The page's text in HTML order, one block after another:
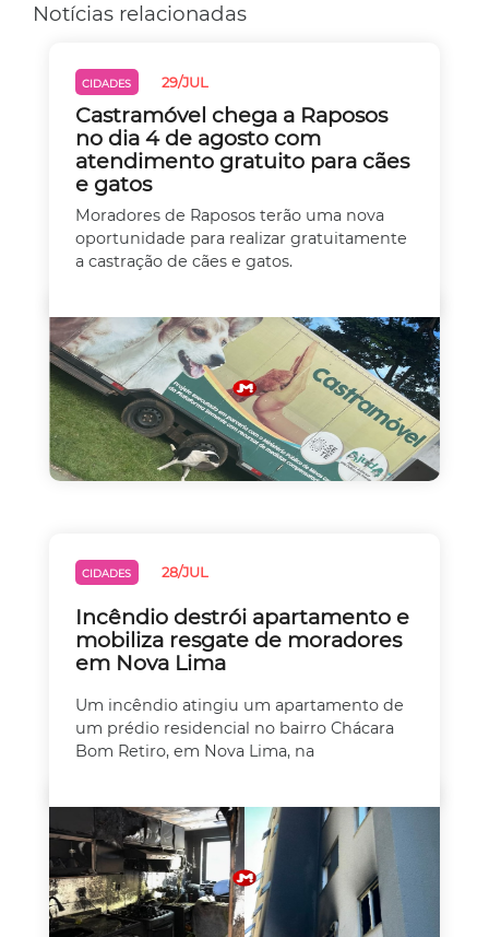
Notícias relacionadas
CIDADES 29/JUL
Castramóvel chega a Raposos
no dia 4 de agosto com
atendimento gratuito para cães
e gatos
Moradores de Raposos terão uma nova
oportunidade para realizar gratuitamente
a castração de cães e gatos.
CIDADES 28/JUL
Incêndio destrói apartamento e
mobiliza resgate de moradores
em Nova Lima
Um incêndio atingiu um apartamento de
um prédio residencial no bairro Chácara
Bom Retiro, em Nova Lima, na